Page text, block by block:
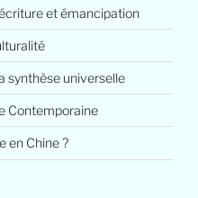
et émancipation
synthèse universelle
Contemporaine
en Chine ?